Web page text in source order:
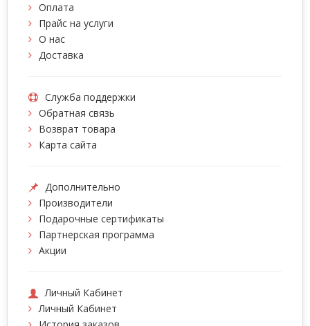
Оплата
Прайс на услуги
О нас
Доставка
Служба поддержки
Обратная связь
Возврат товара
Карта сайта
Дополнительно
Производители
Подарочные сертификаты
Партнерская программа
Акции
Личный Кабинет
Личный Кабинет